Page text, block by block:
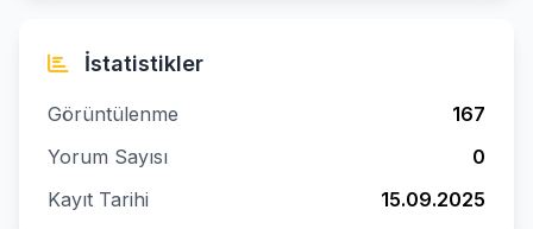
İstatistikler
Görüntülenme
167
Yorum Sayısı
0
Kayıt Tarihi
15.09.2025